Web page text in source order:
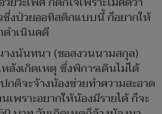
ซึ่งป่วยออทิสติกแบบนี้ ก็อยากให้
ดำเนินคดี
างนันทนา (ขอสงวนนามสกุล)
ลังเกิดเหตุ ซึ่งพิการเดินไม่ได้
กติจะจ้างน้องช่วยทำความสะอาด
พราะอยากให้น้องมีรายได้ ก็จะ